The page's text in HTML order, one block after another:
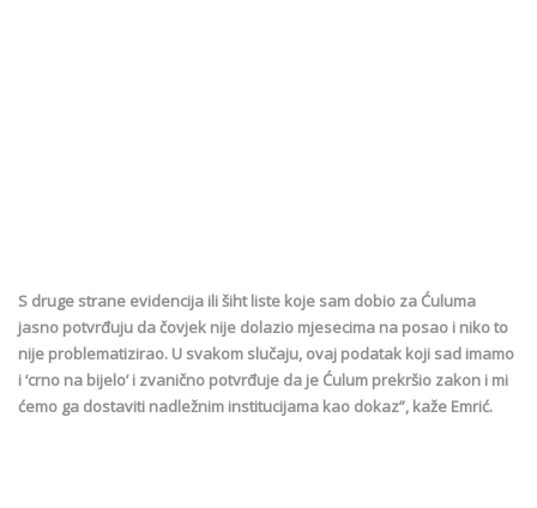
S druge strane evidencija ili šiht liste koje sam dobio za Ćuluma
jasno potvrđuju da čovjek nije dolazio mjesecima na posao i niko to
nije problematizirao. U svakom slučaju, ovaj podatak koji sad imamo
i ‘crno na bijelo’ i zvanično potvrđuje da je Ćulum prekršio zakon i mi
ćemo ga dostaviti nadležnim institucijama kao dokaz”, kaže Emrić.